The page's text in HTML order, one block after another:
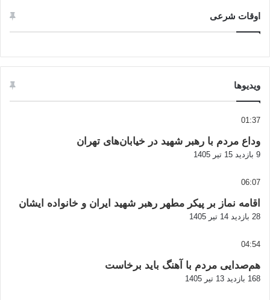
اوقات شرعی
ویدیوها
01:37
وداع مردم با رهبر شهید در خیابان‌های تهران
9 بازدید 15 تیر 1405
06:07
اقامه نماز بر پیکر مطهر رهبر شهید ایران و خانواده ایشان
28 بازدید 14 تیر 1405
04:54
هم‌صدایی مردم با آهنگ باید برخاست
168 بازدید 13 تیر 1405